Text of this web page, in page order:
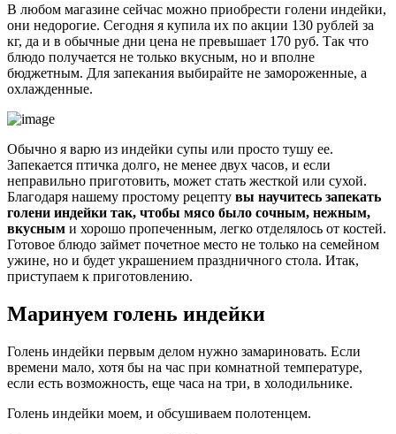
В любом магазине сейчас можно приобрести голени индейки,
они недорогие. Сегодня я купила их по акции 130 рублей за
кг, да и в обычные дни цена не превышает 170 руб. Так что
блюдо получается не только вкусным, но и вполне
бюджетным. Для запекания выбирайте не замороженные, а
охлажденные.
Обычно я варю из индейки супы или просто тушу ее.
Запекается птичка долго, не менее двух часов, и если
неправильно приготовить, может стать жесткой или сухой.
Благодаря нашему простому рецепту вы научитесь запекать
голени индейки так, чтобы мясо было сочным, нежным,
вкусным и хорошо пропеченным, легко отделялось от костей.
Готовое блюдо займет почетное место не только на семейном
ужине, но и будет украшением праздничного стола. Итак,
приступаем к приготовлению.
Маринуем голень индейки
Голень индейки первым делом нужно замариновать. Если
времени мало, хотя бы на час при комнатной температуре,
если есть возможность, еще часа на три, в холодильнике.
Голень индейки моем, и обсушиваем полотенцем.